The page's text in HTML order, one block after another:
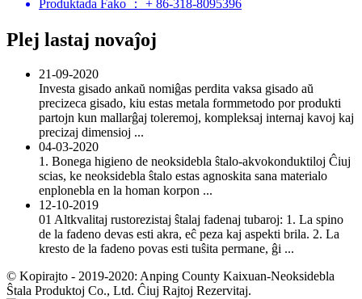
Produktada Fako ： + 86-318-8095396
Plej lastaj novaĵoj
21-09-2020
Investa gisado ankaŭ nomiĝas perdita vaksa gisado aŭ
precizeca gisado, kiu estas metala formmetodo por produkti
partojn kun mallarĝaj toleremoj, kompleksaj internaj kavoj kaj
precizaj dimensioj ...
04-03-2020
1. Bonega higieno de neoksidebla ŝtalo-akvokonduktiloj Ĉiuj
scias, ke neoksidebla ŝtalo estas agnoskita sana materialo
enplonebla en la homan korpon ...
12-10-2019
01 Altkvalitaj rustorezistaj ŝtalaj fadenaj tubaroj: 1. La spino
de la fadeno devas esti akra, eĉ peza kaj aspekti brila. 2. La
kresto de la fadeno povas esti tuŝita permane, ĝi ...
© Kopirajto - 2019-2020: Anping County Kaixuan-Neoksidebla
Ŝtala Produktoj Co., Ltd. Ĉiuj Rajtoj Rezervitaj.